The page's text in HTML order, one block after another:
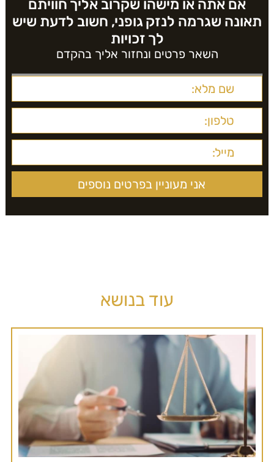
אם אתה או מישהו שקרוב אליך חוויתם
תאונה שגרמה לנזק גופני, חשוב לדעת שיש
לך זכויות
השאר פרטים ונחזור אליך בהקדם
עוד בנושא